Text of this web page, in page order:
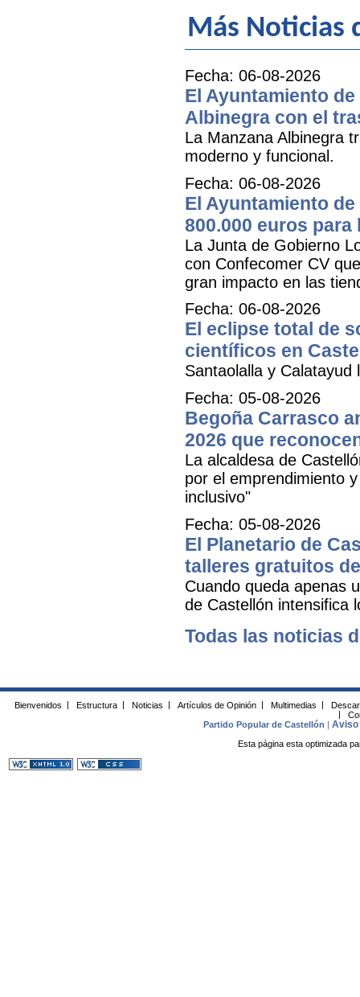
Más Noticias
Fecha: 06-08-2026
El Ayuntamiento
Albinegra con el
La Manzana Albinegra
moderno y funcional.
Fecha: 06-08-2026
El Ayuntamiento
800.000 euros
La Junta de Gobierno
con Confecomer CV
gran impacto en las
Fecha: 06-08-2026
El eclipse total de
científicos en
Santaolalla y Calatayud
Fecha: 05-08-2026
Begoña Carrasco
2026 que
La alcaldesa de
por el emprendimiento
inclusivo"
Fecha: 05-08-2026
El Planetario de
talleres gratuitos
Cuando queda apenas
de Castellón intensifica
Todas las noticias
Bienvenidos Estructura Noticias Artículos de Opinión Multimedias
Partido Popular de Castellón
|Aviso
Esta página esta optimizada